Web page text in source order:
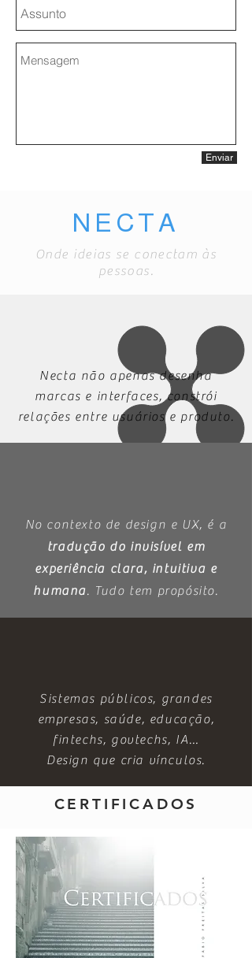
Enviar
NECTA
Onde ideias se conectam às
pessoas.
Necta não apenas desenha
marcas e interfaces, constrói
relações entre usuários e produto.
No contexto de design e UX, é a
tradução do invisível em
experiência clara, intuitiva e
humana. Tudo tem propósito.
Sistemas públicos, grandes
empresas, saúde, educação,
fintechs, govtechs, IA…
Design que cria vínculos.
CERTIFICADOS